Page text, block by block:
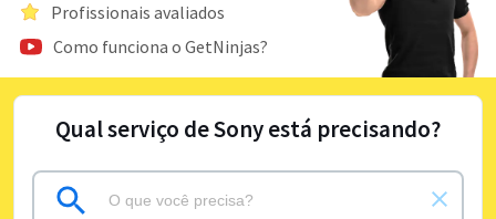
Profissionais avaliados
Como funciona o GetNinjas?
Qual serviço de Sony está precisando?